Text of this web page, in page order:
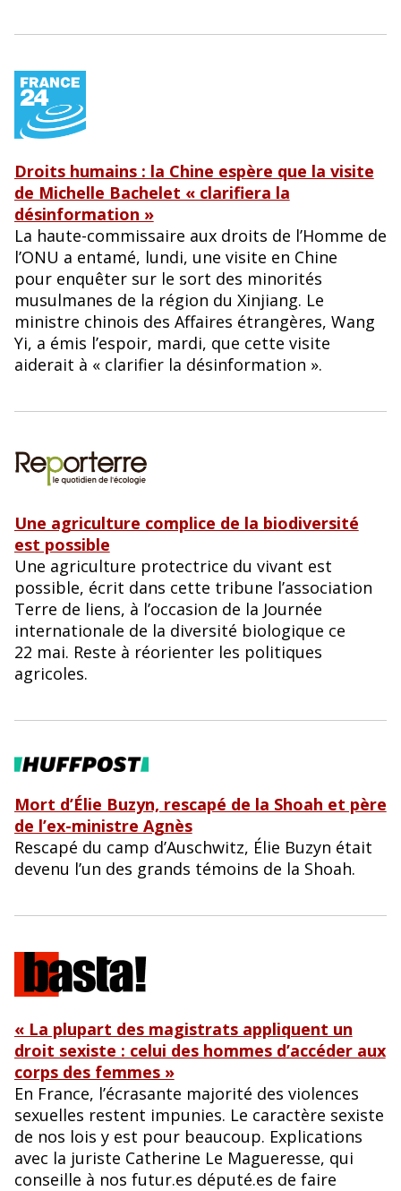
Droits humains : la Chine espère que la visite
de Michelle Bachelet « clarifiera la
désinformation »
La haute-commissaire aux droits de l’Homme de
l’ONU a entamé, lundi, une visite en Chine
pour enquêter sur le sort des minorités
musulmanes de la région du Xinjiang. Le
ministre chinois des Affaires étrangères, Wang
Yi, a émis l’espoir, mardi, que cette visite
aiderait à « clarifier la désinformation ».
Une agriculture complice de la biodiversité
est possible
Une agriculture protectrice du vivant est
possible, écrit dans cette tribune l’association
Terre de liens, à l’occasion de la Journée
internationale de la diversité biologique ce
22 mai. Reste à réorienter les politiques
agricoles.
Mort d’Élie Buzyn, rescapé de la Shoah et père
de l’ex-ministre Agnès
Rescapé du camp d’Auschwitz, Élie Buzyn était
devenu l’un des grands témoins de la Shoah.
« La plupart des magistrats appliquent un
droit sexiste : celui des hommes d’accéder aux
corps des femmes »
En France, l’écrasante majorité des violences
sexuelles restent impunies. Le caractère sexiste
de nos lois y est pour beaucoup. Explications
avec la juriste Catherine Le Magueresse, qui
conseille à nos futur.es député.es de faire